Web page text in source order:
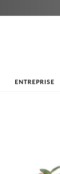
ENTREPRISE